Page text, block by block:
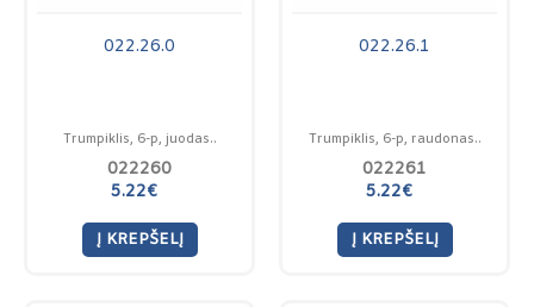
022.26.0
Trumpiklis, 6-p, juodas..
022260
5.22€
Į KREPŠELĮ
022.26.1
Trumpiklis, 6-p, raudonas..
022261
5.22€
Į KREPŠELĮ